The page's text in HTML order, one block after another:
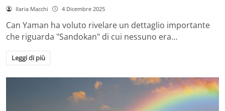
Ilaria Macchi 4 Dicembre 2025
Can Yaman ha voluto rivelare un dettaglio importante
che riguarda "Sandokan" di cui nessuno era…
Leggi di più